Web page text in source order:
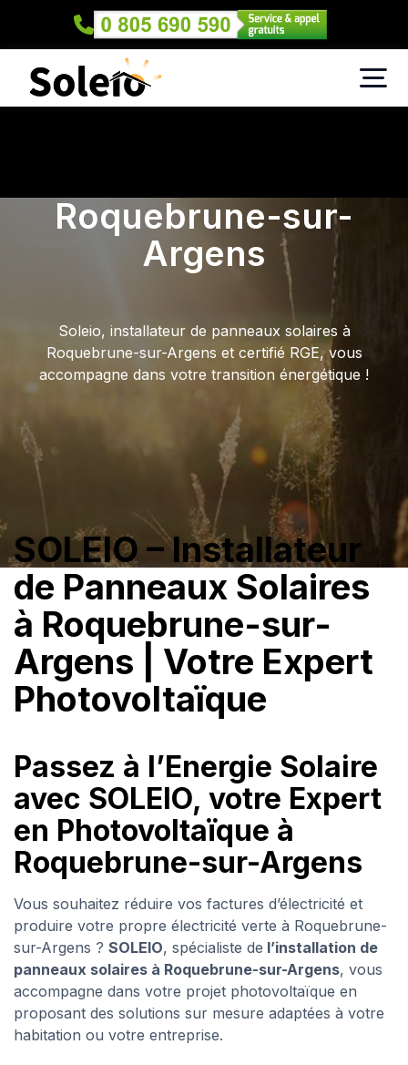
Roquebrune-sur-
Argens
Soleio, installateur de panneaux solaires à
Roquebrune-sur-Argens et certifié RGE, vous
accompagne dans votre transition énergétique !
SOLEIO – Installateur
de Panneaux Solaires
à Roquebrune-sur-
Argens | Votre Expert
Photovoltaïque
Passez à l’Energie Solaire
avec SOLEIO, votre Expert
en Photovoltaïque à
Roquebrune-sur-Argens
Vous souhaitez réduire vos factures d’électricité et
produire votre propre électricité verte à Roquebrune-
sur-Argens ? SOLEIO, spécialiste de l’installation de
panneaux solaires à Roquebrune-sur-Argens, vous
accompagne dans votre projet photovoltaïque en
proposant des solutions sur mesure adaptées à votre
habitation ou votre entreprise.